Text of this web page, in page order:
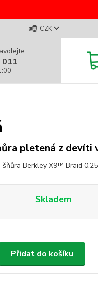
CZK
011
pletená z devíti
Berkley X9™ Braid
Skladem
Přidat do košíku